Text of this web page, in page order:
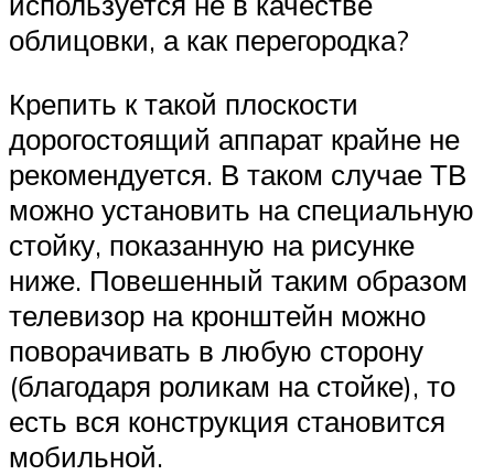
облицовки, а как перегородка?
Крепить к такой плоскости
дорогостоящий аппарат крайне не
рекомендуется. В таком случае ТВ
можно установить на специальную
стойку, показанную на рисунке
ниже. Повешенный таким образом
телевизор на кронштейн можно
поворачивать в любую сторону
(благодаря роликам на стойке), то
есть вся конструкция становится
мобильной.